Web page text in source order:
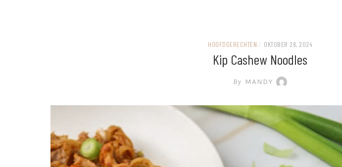
HOOFDGERECHTEN / OKTOBER 28, 2024
Kip Cashew Noodles
By MANDY